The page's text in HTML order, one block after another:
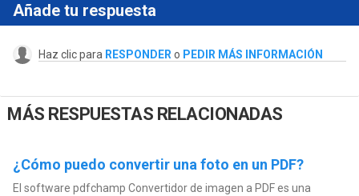
Añade tu respuesta
Haz clic para RESPONDER o PEDIR MÁS INFORMACIÓN
MÁS RESPUESTAS RELACIONADAS
¿Cómo puedo convertir una foto en un PDF?
El software pdfchamp Convertidor de imagen a PDF es una